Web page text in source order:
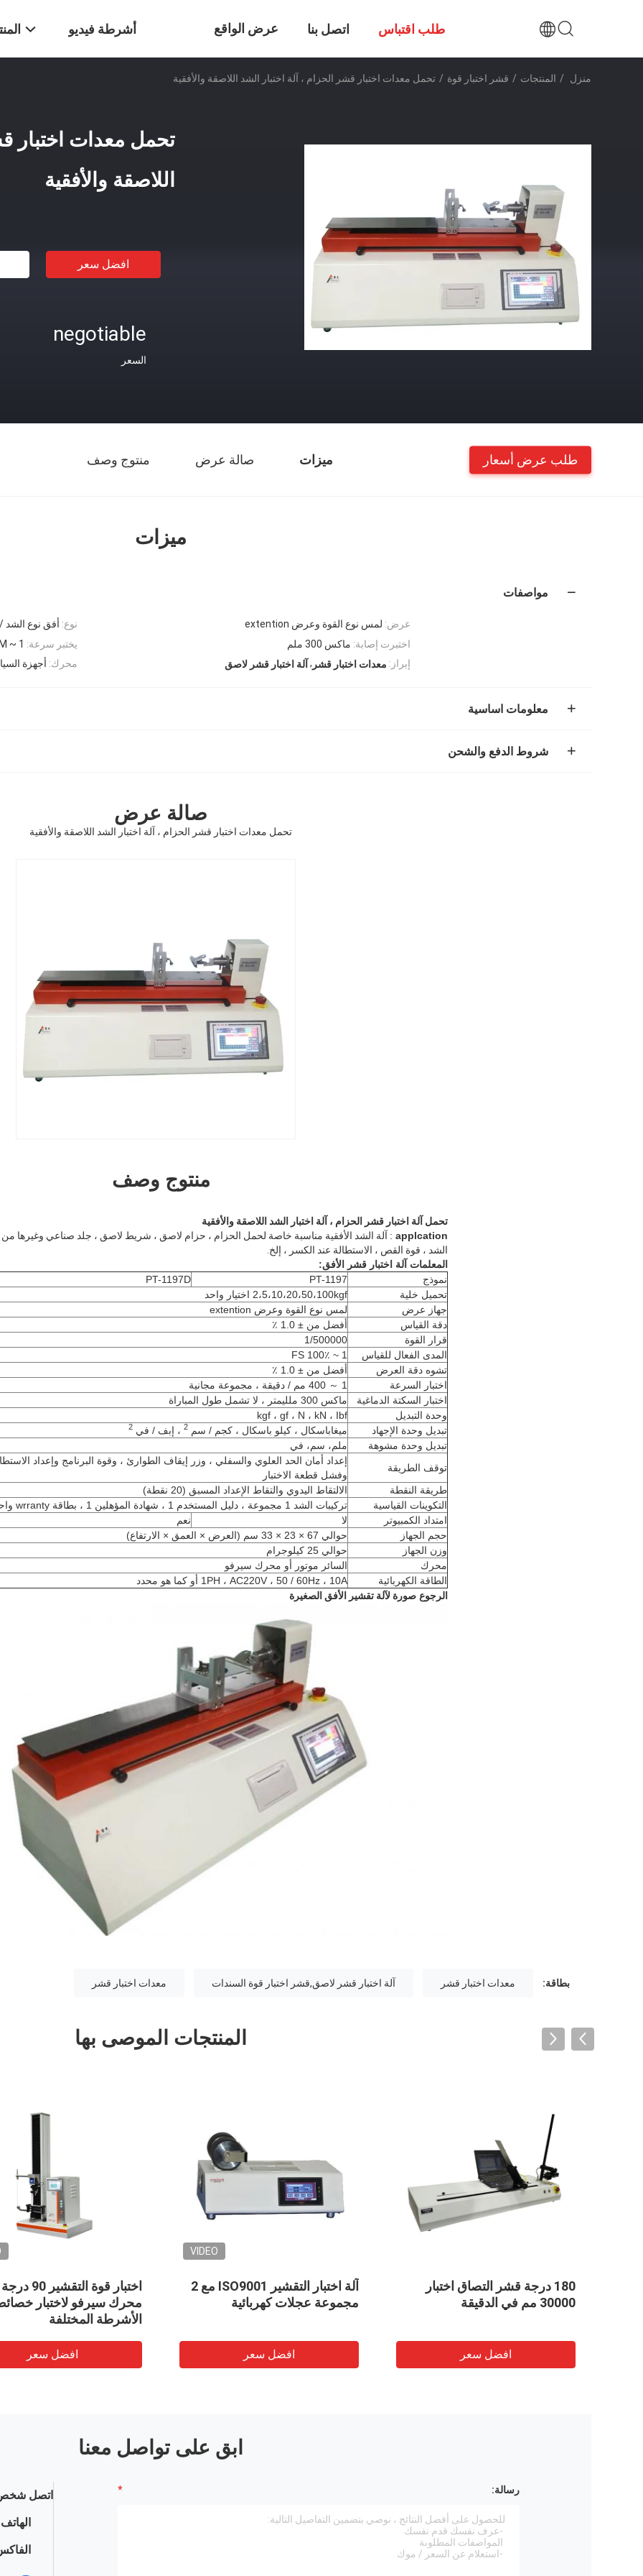
أشرطة فيديو عرض الواقع
الافتراضي
اتصل بنا طلب اقتباس
منزل / المنتجات / قشر اختبار قوة / تحمل معدات اختبار قشر الحزام ، آلة اختبار الشد اللاصقة والأفقية
تحمل معدات اختبار
اللاصقة والأفقية
افضل سعر
negotiable
السعر
ميزات صالة عرض منتوج وصف طلب عرض أسعار
ميزات
مواصفات
نوع: أفق نوع الشد عرض: لمس نوع القوة وعرض extention
يختبر سرعة: 1 ~ 400MM / دقيقة اختبرت إصابة: ماكس 300 ملم
محرك: أجهزة إبراز: معدات اختبار قشر ,آلة اختبار قشر لاصق
معلومات اساسية
شروط الدفع والشحن
صالة عرض
تحمل معدات اختبار قشر الحزام ، آلة اختبار الشد اللاصقة والأفقية
منتوج وصف
تحمل آلة اختبار قشر الحزام ، آلة اختبار الشد اللاصقة والأفقية
applcation
: آلة الشد الأفقية مناسبة خاصة لحمل الحزام ، حزام لاصق ، شريط لاصق ، جلد صناعي وغيرها من
الشد ، قوة القص ، الاستطالة عند الكسر ، إلخ.
المعلمات آلة اختبار قشر الأفق:
نموذج
PT-1197
PT-1197D
تحميل خلية
2،5،10،20،50،100kgf اختيار واحد
جهاز عرض
لمس نوع القوة وعرض extention
دقة القياس
أفضل من ± 1.0 ٪
قرار القوة
1/500000
المدى الفعال للقياس
1 ~ 100٪ FS
تشوه دقة العرض
أفضل من ± 1.0 ٪
اختبار السرعة
1 ～ 400 مم / دقيقة ، مجموعة مجانية
اختبار السكتة الدماغية
ماكس 300 ملليمتر ، لا تشمل طول المباراة
وحدة التبديل
kgf ، gf ، N ، kN ، Ibf
تبديل وحدة الإجهاد
ميغاباسكال ، كيلو باسكال ، كجم / سم 2 ، إبف / في 2
تبديل وحدة مشوهة
ملم، سم، في
توقف الطريقة
إعداد أمان الحد العلوي والسفلي ، وزر إيقاف الطوارئ ، وقوة البرنامج وإعداد
وفشل قطعة الاختبار
طريقة النقطة
الالتقاط اليدوي والتقاط الإعداد المسبق (20 نقطة)
التكوينات القياسية
تركيبات الشد 1 مجموعة ، دليل المستخدم 1 ، شهادة المؤهلين 1 ، بطاقة wrranty واحد
امتداد الكمبيوتر
لا
نعم
حجم الجهاز
حوالي 67 × 23 × 33 سم (العرض × العمق × الارتفاع)
وزن الجهاز
حوالي 25 كيلوجرام
محرك
السائر موتور أو محرك سيرفو
الطاقة الكهربائية
1PH ، AC220V ، 50 / 60Hz ، 10A أو كما هو محدد
الرجوع صورة لآلة تقشير الأفق الصغيرة
بطاقة: معدات اختبار قشر آلة اختبار قشر لاصق,قشر اختبار قوة السندات معدات اختبار قشر
المنتجات الموصى بها
بكرة دوارة دوارة كهربائية GBT
جهاز قياس قوة التقشير 90، ، آلة
اختبار قوة التقشير
التصاق قشر قوة تستر /
ضغط سرعة الشريط
ابق على تواصل معنا
اتصل
رسالة: